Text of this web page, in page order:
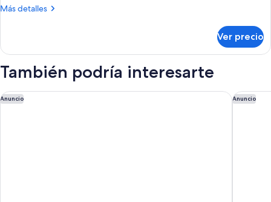
Más detalles
Más
Studio
Ver precio
También podría interesarte
Anuncio
Cresta Grande Cape Town Anuncio
La